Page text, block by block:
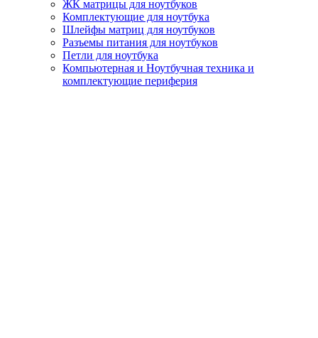
ЖК матрицы для ноутбуков
Комплектующие для ноутбука
Шлейфы матриц для ноутбуков
Разъемы питания для ноутбуков
Петли для ноутбука
Компьютерная и Ноутбучная техника и
комплектующие периферия